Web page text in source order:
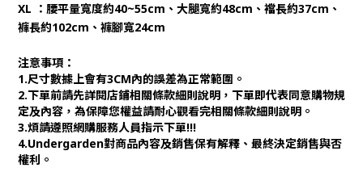
XL ：腰平量寬度約40~55cm、大腿寬約48cm、襠長約37cm、
褲長約102cm、褲腳寬24cm
注意事項：
1.尺寸數據上會有3CM內的誤差為正常範圍。
2.下單前請先詳閱店鋪相關條款細則說明，下單即代表同意購物規
定及內容，為保障您權益請耐心觀看完相關條款細則說明。
3.煩請遵照網購服務人員指示下單!!!
4.Undergarden對商品內容及銷售保有解釋、最終決定銷售與否
權利。